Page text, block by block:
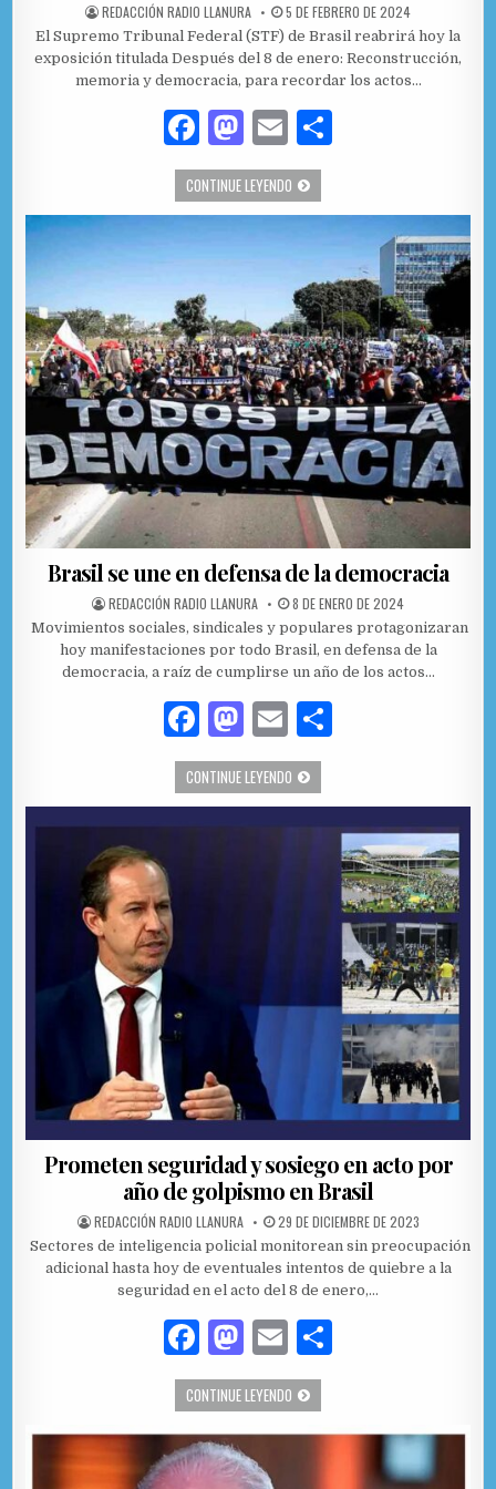
AUTHOR:
REDACCIÓN RADIO LLANURA PUBLISHED DATE:
5 DE FEBRERO DE 2024
El Supremo Tribunal Federal (STF) de Brasil reabrirá hoy la
exposición titulada Después del 8 de enero: Reconstrucción,
memoria y democracia, para recordar los actos…
F
a
c
e
b
o
o
k
M
as
to
d
o
E
m
ai
l
p
ar
ti
r
CONTINUE LEYENDO REABRE AL PÚBLICO EXPOSICIÓN
Brasil se une en defensa de la democracia
AUTHOR:
REDACCIÓN RADIO LLANURA PUBLISHED DATE:
8 DE ENERO DE 2024
Movimientos sociales, sindicales y populares protagonizaran
hoy manifestaciones por todo Brasil, en defensa de la
democracia, a raíz de cumplirse un año de los actos…
F
a
c
e
M
as
to
d
E
m
ai
p
ar
ti
r
CONTINUE LEYENDO BRASIL SE UNE EN DEFENSA DE LA
Prometen seguridad y sosiego en acto por
año de golpismo en Brasil
AUTHOR:
REDACCIÓN RADIO LLANURA PUBLISHED DATE:
29 DE DICIEMBRE DE 2023
Sectores de inteligencia policial monitorean sin preocupación
adicional hasta hoy de eventuales intentos de quiebre a la
seguridad en el acto del 8 de enero,…
F
a
c
e
b
M
as
to
d
o
E
m
ai
l
p
CONTINUE LEYENDO PROMETEN SEGURIDAD Y SOSIEGO